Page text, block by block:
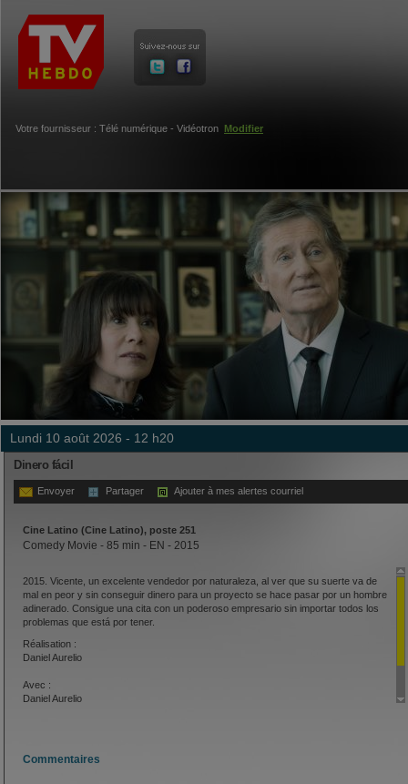
Votre fournisseur : Télé numérique - Vidéotron Modifier
lundi 10 août 2026 - 12 h20
Dinero fácil
Envoyer Partager Ajouter à mes alertes courriel
Cine Latino (Cine Latino), poste 251
Comedy Movie - 85 min - EN - 2015
2015. Vicente, un excelente vendedor por naturaleza, al ver que su suerte va de
mal en peor y sin conseguir dinero para un proyecto se hace pasar por un hombre
adinerado. Consigue una cita con un poderoso empresario sin importar todos los
problemas que está por tener.
Réalisation :
Daniel Aurelio
Avec :
Daniel Aurelio
Commentaires